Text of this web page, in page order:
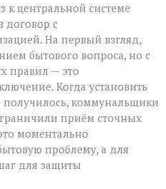
центральной системе
договор с
На первый взгляд,
бытового вопроса, но с
правил — это
Когда установить
получилось, коммунальщики
приём сточных
моментально
проблему, а для
для защиты